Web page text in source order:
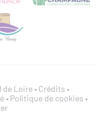
Loire • Crédits •
• Politique de cookies •